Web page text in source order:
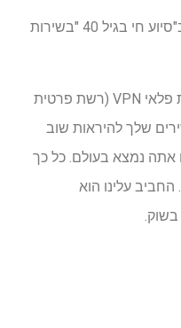
הרחק מהבית כרגע ונחסם מצפייה ב"סיוע חי בגיל 40 "בשירות
אתה עדיין יכול לצפות בתוכנית בזכות פלאי VPN (רשת פרטית
שלך להיראות שוב
אתה נמצא בעולם. כל כך
עלינו הוא